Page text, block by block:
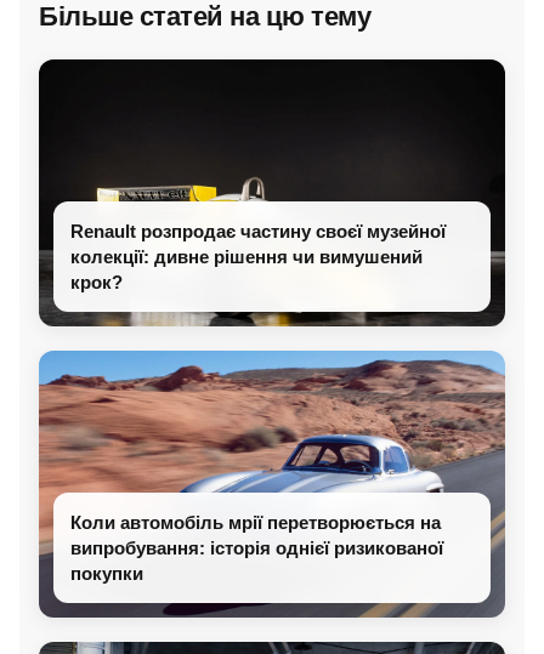
Більше статей на цю тему
Renault розпродає частину своєї музейної
колекції: дивне рішення чи вимушений
крок?
Коли автомобіль мрії перетворюється на
випробування: історія однієї ризикованої
покупки